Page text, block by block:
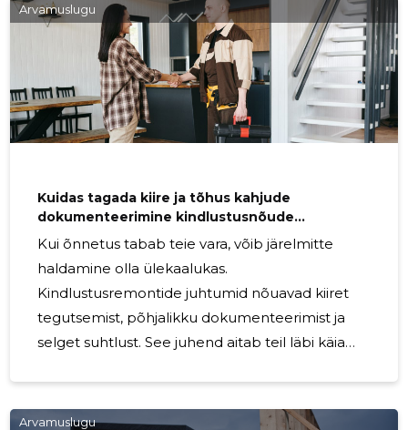
Arvamuslugu
Kuidas tagada kiire ja tõhus kahjude
dokumenteerimine kindlustusnõude
esitamisel?
Kui õnnetus tabab teie vara, võib järelmitte
haldamine olla ülekaalukas.
Kindlustusremontide juhtumid nõuavad kiiret
tegutsemist, põhjalikku dokumenteerimist ja
selget suhtlust. See juhend aitab teil läbi käia
Enne nõude esitamist peate mõistma, mida teie
Arvamuslugu